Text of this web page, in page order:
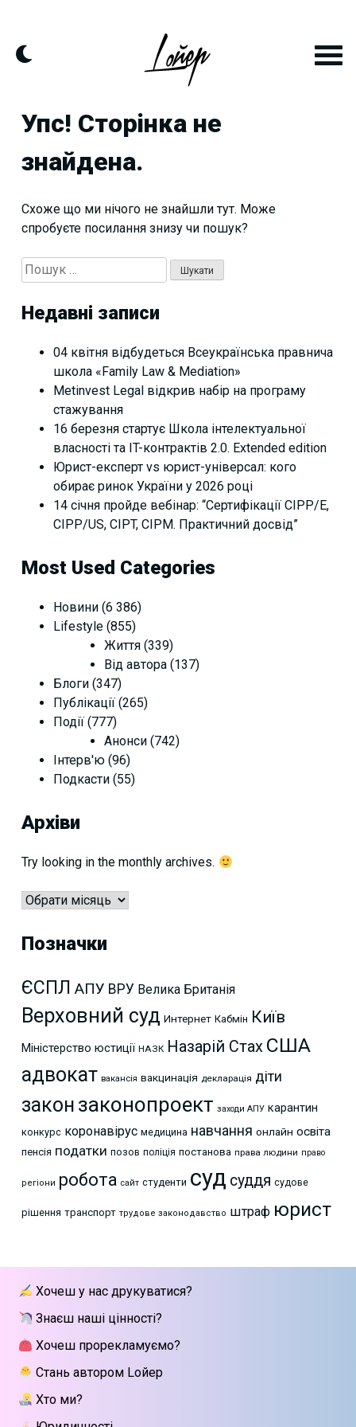
content
Упс! Сторінка не
знайдена.
Схоже що ми нічого не знайшли тут. Може
спробуєте посилання знизу чи пошук?
Пошук:
Недавні записи
04 квітня відбудеться Всеукраїнська правнича
школа «Family Law & Mediation»
Metinvest Legal відкрив набір на програму
стажування
16 березня стартує Школа інтелектуальної
власності та IT-контрактів 2.0. Extended edition
Юрист-експерт vs юрист-універсал: кого
обирає ринок України у 2026 році
14 січня пройде вебінар: “Сертифікації СІРР/Е,
CIPP/US, CIPT, CIPM. Практичний досвід”
Most Used Categories
Новини (6 386)
Lifestyle (855)
Життя (339)
Від автора (137)
Блоги (347)
Публікації (265)
Події (777)
Анонси (742)
Інтерв'ю (96)
Подкасти (55)
Архіви
Try looking in the monthly archives.
Архіви
Позначки
ЄСПЛ АПУ ВРУ Велика Британія
Верховний суд Интернет Кабмін Київ
Міністерство юстиції НАЗК Назарій Стах США
адвокат вакансія вакцинація декларація діти
закон законопроект заходи АПУ карантин
конкурс коронавірус медицина навчання онлайн освіта
пенсія податки позов поліція постанова права людини право
регіони робота сайт студенти суд суддя судове
рішення транспорт трудове законодавство штраф юрист
Хочеш у нас друкуватися?
Знаєш наші цінності?
Хочеш прорекламуємо?
Стань автором Lойер
Хто ми?